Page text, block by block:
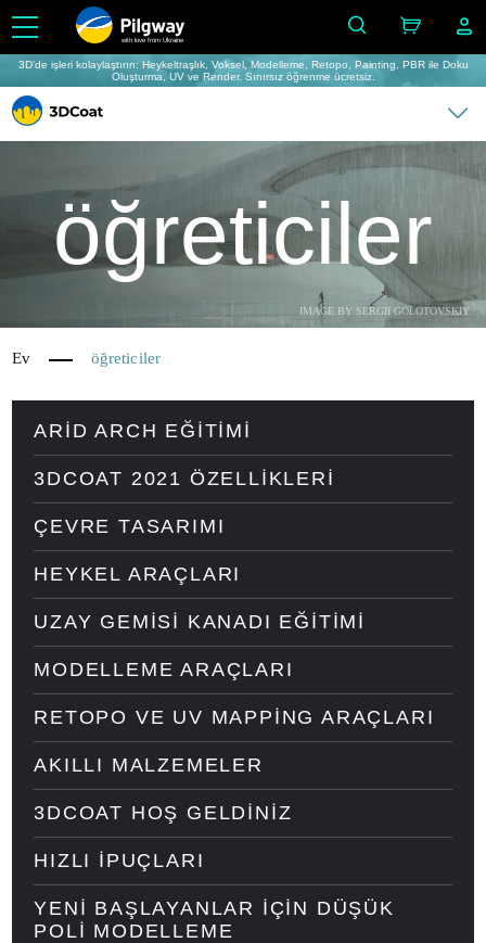
with love from Ukraine
3D'de işleri kolaylaştırın: Heykeltraşlık, Voksel, Modelleme, Retopo, Painting, PBR ile Doku
Oluşturma, UV ve Render. Sınırsız öğrenme ücretsiz.
IMAGE BY SERGII GOLOTOVSKIY
öğreticiler
Ev öğreticiler
ARID ARCH EĞITIMI
3DCOAT 2021 ÖZELLIKLERI
ÇEVRE TASARIMI
HEYKEL ARAÇLARI
UZAY GEMISI KANADI EĞITIMI
MODELLEME ARAÇLARI
RETOPO VE UV MAPPING ARAÇLARI
AKILLI MALZEMELER
3DCOAT HOŞ GELDINIZ
HIZLI IPUÇLARI
YENI BAŞLAYANLAR IÇIN DÜŞÜK
POLI MODELLEME